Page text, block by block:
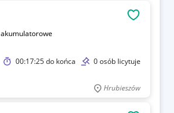
akumulatorowe
00:17:25do końca 0 osób licytuje
Hrubieszów